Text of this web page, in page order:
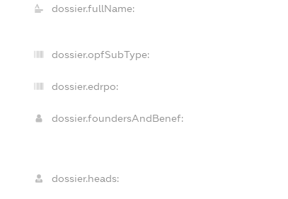
dossier.fullName:
dossier.opfSubType:
dossier.edrpo:
dossier.foundersAndBenef:
dossier.heads: